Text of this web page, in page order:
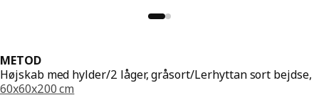
METOD
Højskab med hylder/2 låger, gråsort/Lerhyttan sort bejdse,
60x60x200 cm